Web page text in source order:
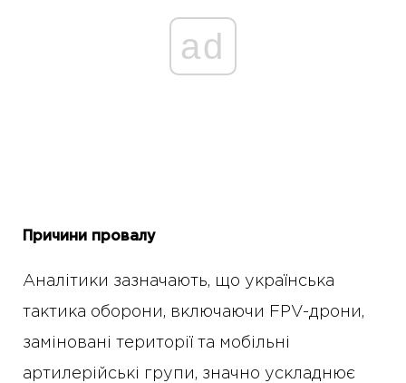
ad
Причини провалу
Аналітики зазначають, що українська
тактика оборони, включаючи FPV-дрони,
заміновані території та мобільні
артилерійські групи, значно ускладнює